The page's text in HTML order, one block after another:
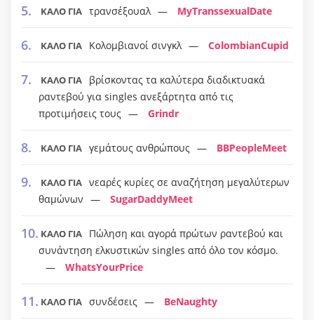
ΚΑΛΟ ΓΙΑ τρανσέξουαλ MyTranssexualDate
ΚΑΛΟ ΓΙΑ Κολομβιανοί σινγκλ ColombianCupid
ΚΑΛΟ ΓΙΑ
βρίσκοντας τα καλύτερα διαδικτυακά
ραντεβού για singles ανεξάρτητα από τις
προτιμήσεις τους
Grindr
ΚΑΛΟ ΓΙΑ γεμάτους ανθρώπους BBPeopleMeet
ΚΑΛΟ ΓΙΑ νεαρές κυρίες σε αναζήτηση μεγαλύτερων
θαμώνων
SugarDaddyMeet
ΚΑΛΟ ΓΙΑ
Πώληση και αγορά πρώτων ραντεβού και
συνάντηση ελκυστικών singles από όλο τον κόσμο.
WhatsYourPrice
ΚΑΛΟ ΓΙΑ συνδέσεις BeNaughty